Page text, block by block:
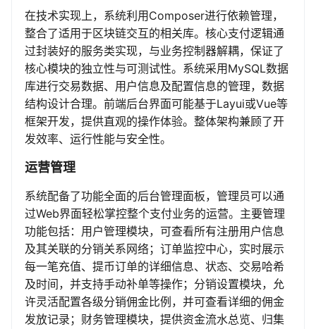
在技术实现上，系统利用Composer进行依赖管理，
整合了适用于区块链交互的相关库。核心支付逻辑通
过封装好的服务类实现，与业务控制器解耦，保证了
核心模块的独立性与可测试性。系统采用MySQL数据
库进行交易数据、用户信息及配置信息的管理，数据
结构设计合理。前端后台界面可能基于Layui或Vue等
框架开发，提供直观的操作体验。整体架构兼顾了开
发效率、运行性能与安全性。
运营管理
系统配备了功能全面的后台管理面板，管理员可以通
过Web界面轻松掌控整个支付业务的运营。主要管理
功能包括：用户管理模块，可查看所有注册用户信息
及其关联的分销关系网络；订单监控中心，实时展示
每一笔充值、提币订单的详细信息、状态、交易哈希
及时间，并支持手动补单等操作；分销设置模块，允
许灵活配置各级分销佣金比例，并可查看详细的佣金
发放记录；财务管理模块，提供资金流水总览、归集